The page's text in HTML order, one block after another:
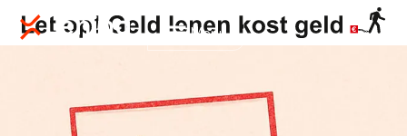
Menu